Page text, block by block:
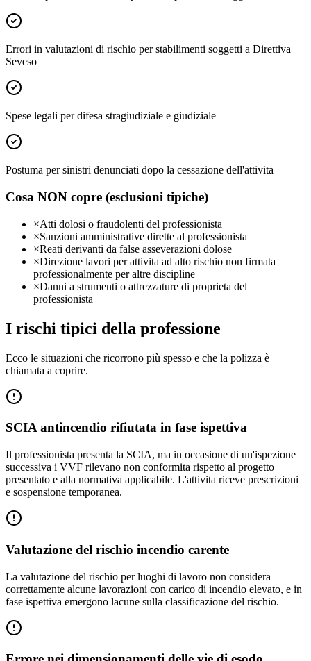
Errori in valutazioni di rischio per stabilimenti soggetti a Direttiva
Seveso
Spese legali per difesa stragiudiziale e giudiziale
Postuma per sinistri denunciati dopo la cessazione dell'attivita
Cosa NON copre (esclusioni tipiche)
×Atti dolosi o fraudolenti del professionista
×Sanzioni amministrative dirette al professionista
×Reati derivanti da false asseverazioni dolose
×Direzione lavori per attivita ad alto rischio non firmata
professionalmente per altre discipline
×Danni a strumenti o attrezzature di proprieta del
professionista
I rischi tipici della professione
Ecco le situazioni che ricorrono più spesso e che la polizza è
chiamata a coprire.
SCIA antincendio rifiutata in fase ispettiva
Il professionista presenta la SCIA, ma in occasione di un'ispezione
successiva i VVF rilevano non conformita rispetto al progetto
presentato e alla normativa applicabile. L'attivita riceve prescrizioni
e sospensione temporanea.
Valutazione del rischio incendio carente
La valutazione del rischio per luoghi di lavoro non considera
correttamente alcune lavorazioni con carico di incendio elevato, e in
fase ispettiva emergono lacune sulla classificazione del rischio.